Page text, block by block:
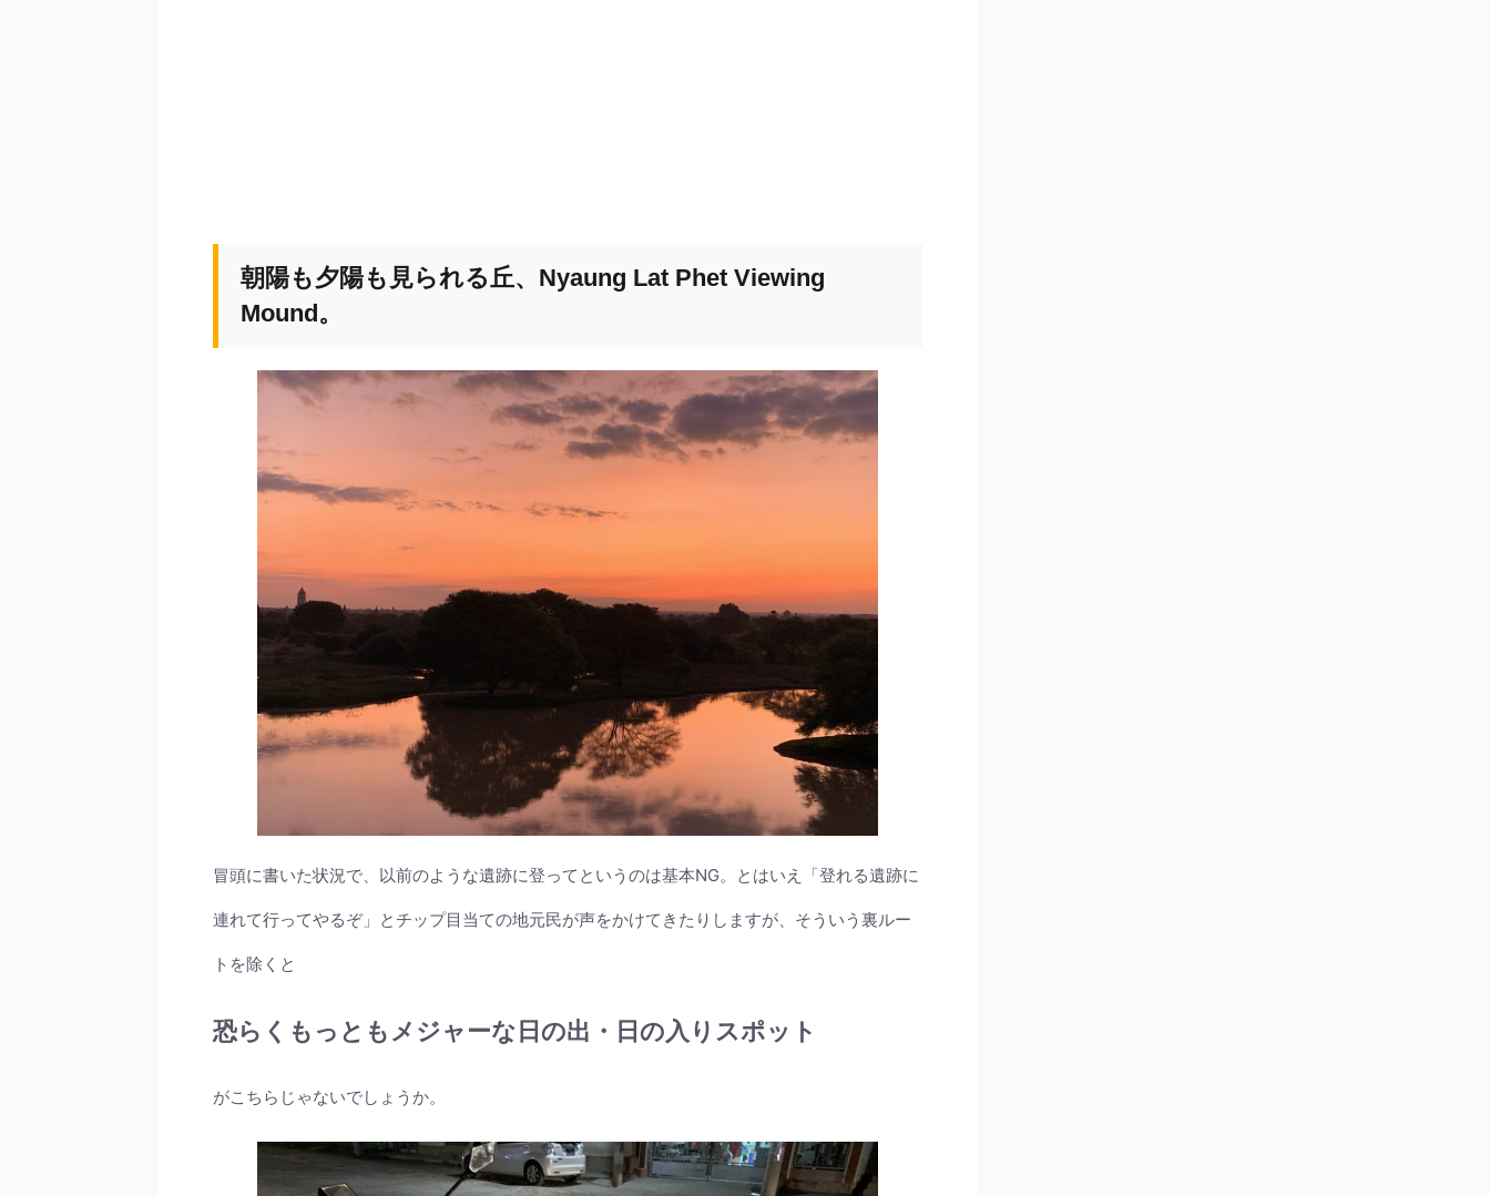
朝陽も夕陽も見られる丘、Nyaung Lat Phet Viewing
Mound。
冒頭に書いた状況で、以前のような遺跡に登ってというのは基本NG。とはいえ「登れる遺跡に
連れて行ってやるぞ」とチップ目当ての地元民が声をかけてきたりしますが、そういう裏ルー
トを除くと
恐らくもっともメジャーな日の出・日の入りスポット
がこちらじゃないでしょうか。